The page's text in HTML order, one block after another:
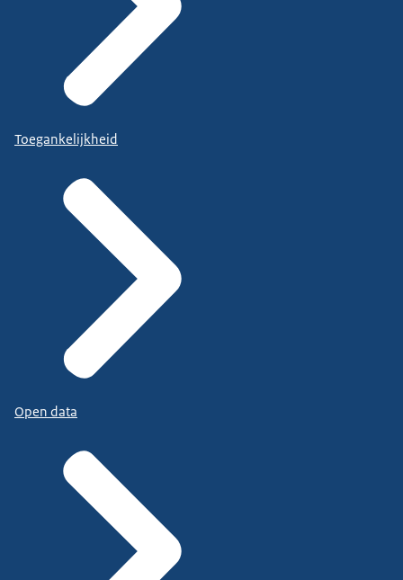
Toegankelijkheid
Open data